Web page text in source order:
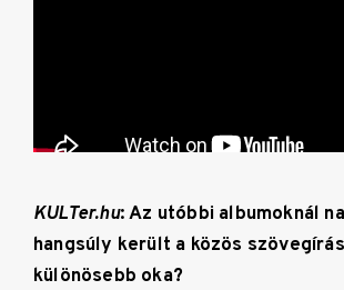
KULTer.hu: Az utóbbi albumoknál
hangsúly került a közös
különösebb oka?